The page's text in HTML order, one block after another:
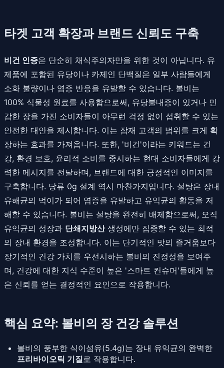
타겟 고객 확장과 브랜드 신뢰도 구축
비건 인증은 단순히 채식주의자만을 위한 것이 아닙니다. 유
제품에 포함된 유당이나 카제인 단백질은 일부 사람들에게
소화 불량이나 염증 반응을 유발할 수 있습니다. 볼비는
100% 식물성 원료를 사용함으로써, 유당불내증이 있거나 민
감한 장을 가진 소비자들이 아무런 걱정 없이 섭취할 수 있는
안전한 대안을 제시합니다. 이는 잠재 고객의 범위를 크게 확
장하는 효과를 가져옵니다. 또한, '비건'이라는 키워드는 건
강, 환경 보호, 윤리적 소비를 중시하는 현대 소비자들에게 강
력한 메시지를 전달하며, 브랜드에 대한 긍정적인 이미지를
구축합니다. 당류 0g 설계 역시 마찬가지입니다. 설탕은 장내
유해균의 먹이가 되어 염증을 유발하고 유익균의 활동을 저
해할 수 있습니다. 볼비는 설탕을 완전히 배제함으로써, 오직
유익균의 성장과 단쇄지방산생성에만 집중할 수 있는 최적
의 장내 환경을 조성합니다. 이는 단기적인 맛의 즐거움보다
장기적인 건강 가치를 우선시하는 볼비의 진정성을 보여주
며, 건강에 대한 지식 수준이 높은 '스마트 컨슈머'들에게 높
은 신뢰를 얻는 결정적인 요인으로 작용합니다.
핵심 요약: 볼비의 장 건강 솔루션
볼비의 풍부한 식이섬유(5.4g)는 장내 유익균의 완벽한
프리바이오틱 기질 로 작용합니다.